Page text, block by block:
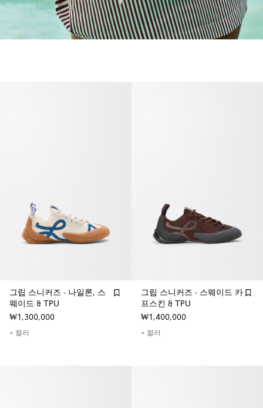
그립 스니커즈 - 나일론, 스
웨이드 & TPU
₩1,300,000
+ 컬러
그립 스니커즈 - 스웨이드 카
프스킨 & TPU
₩1,400,000
+ 컬러